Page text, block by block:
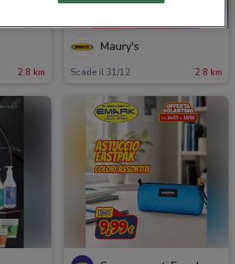
2.8 km
Maury's
Scade il 31/12 2.8 km